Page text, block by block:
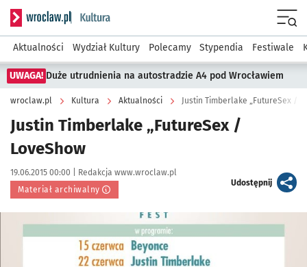
Serwis informacyjny wroclaw.pl podserwis: Kultura
Aktualności Wydział Kultury Polecamy Stypendia Festiwale
UWAGA! Duże utrudnienia na autostradzie A4 pod Wrocławiem
wroclaw.pl Kultura Aktualności Justin Timberlake „FutureSex /
Justin Timberlake „FutureSex /
LoveShow
Data publikacji:
19.06.2015 00:00 | Autor:
Redakcja www.wroclaw.pl
Materiał archiwalny
Udostępnijartykuł